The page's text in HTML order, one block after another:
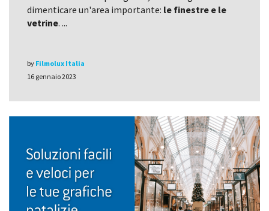
dimenticare un'area importante: le finestre e le
vetrine. ...
by Filmolux Italia
16 gennaio 2023